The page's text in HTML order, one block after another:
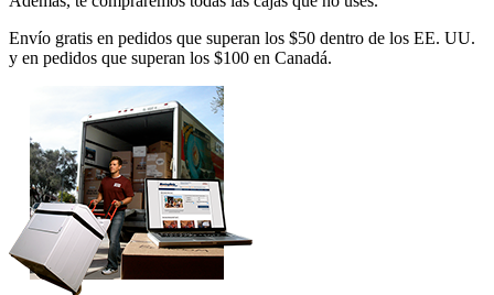
Envío gratis en pedidos que superan los $50 dentro de los EE. UU.
y en pedidos que superan los $100 en Canadá.